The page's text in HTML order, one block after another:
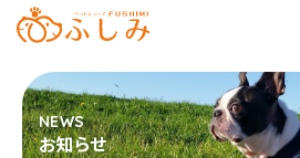
お知らせ